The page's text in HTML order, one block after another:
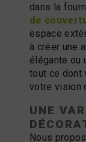
dans la
de
espace
à créer une
élégante ou
tout ce dont
votre vision
UNE
Nous